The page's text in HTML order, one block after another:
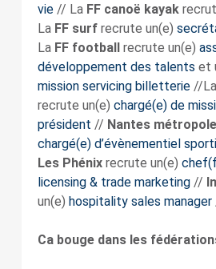
vie// La FF canoë kayak
La FF surfrecrute un(e)
La FF footballrecrute un(e)
développement des talents et
mission servicing billetterie//La
recrute un(e) chargé(e) de
président // Nantes métropole
chargé(e) d’évènementiel
Les Phénixrecrute un(e)
licensing & trade marketing//
un(e) hospitality sales manager
Ca bouge dans les